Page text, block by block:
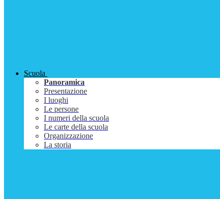
Scuola
Panoramica
Presentazione
I luoghi
Le persone
I numeri della scuola
Le carte della scuola
Organizzazione
La storia